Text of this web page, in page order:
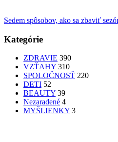
Sedem spôsobov, ako sa zbaviť
Kategórie
ZDRAVIE 390
VZŤAHY 310
SPOLOČNOSŤ 220
DETI 52
BEAUTY 39
Nezaradené 4
MYŠLIENKY 3